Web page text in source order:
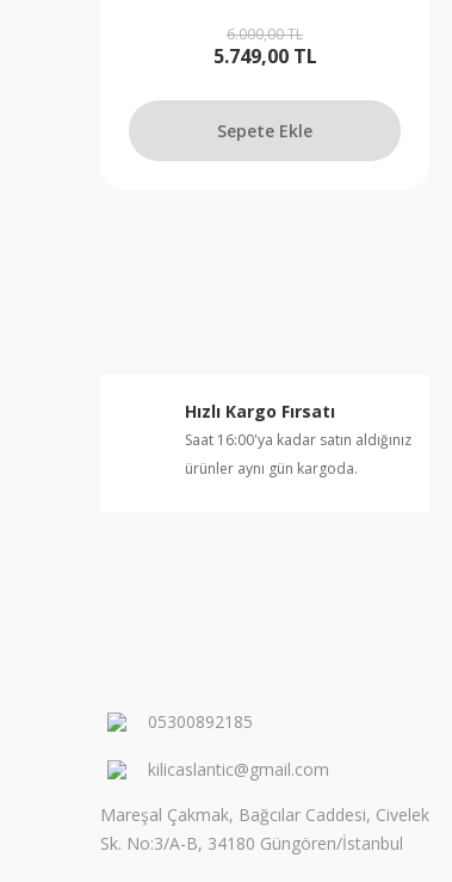
6.000,00 TL
5.749,00 TL
Sepete Ekle
Hızlı Kargo Fırsatı
Saat 16:00'ya kadar satın aldığınız
ürünler aynı gün kargoda.
05300892185
kilicaslantic@gmail.com
Mareşal Çakmak, Bağcılar Caddesi, Civelek
Sk. No:3/A-B, 34180 Güngören/İstanbul